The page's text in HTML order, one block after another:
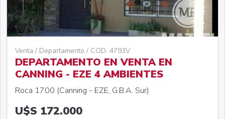
Venta / Departamento / COD. 4793V
DEPARTAMENTO EN VENTA EN
CANNING - EZE 4 AMBIENTES
Roca 1700 (Canning - EZE, G.B.A. Sur)
U$S 172.000